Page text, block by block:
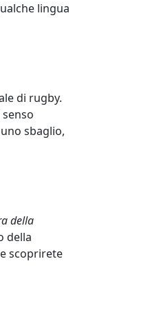
lingua
di rugby.
sbaglio,
della
della
scoprirete